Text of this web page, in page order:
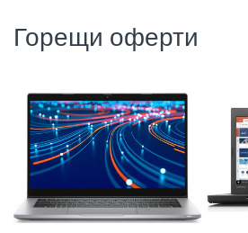
Горещи оферти